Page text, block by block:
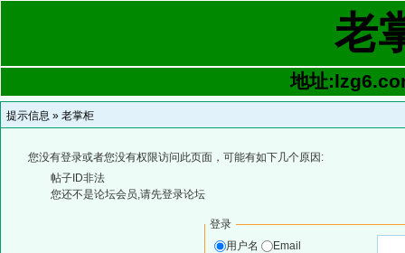
老
地址
提示信息 » 老掌柜
您没有登录或者您没有权限访问此页面，可能有如下几个原因:
帖子ID非法
您还不是论坛会员,请先登录论坛
登录
用户名
Email